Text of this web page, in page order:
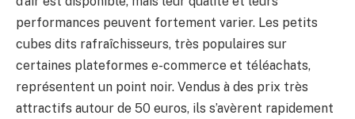
performances peuvent fortement varier. Les petits
cubes dits rafraîchisseurs, très populaires sur
certaines plateformes e-commerce et téléachats,
représentent un point noir. Vendus à des prix très
attractifs autour de 50 euros, ils s’avèrent rapidement